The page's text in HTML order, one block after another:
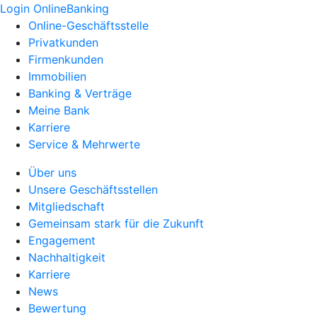
Login OnlineBanking
Online-Geschäftsstelle
Privatkunden
Firmenkunden
Immobilien
Banking & Verträge
Meine Bank
Karriere
Service & Mehrwerte
Über uns
Unsere Geschäftsstellen
Mitgliedschaft
Gemeinsam stark für die Zukunft
Engagement
Nachhaltigkeit
Karriere
News
Bewertung